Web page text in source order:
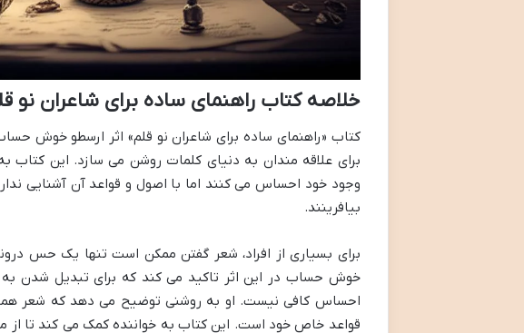
خلاصه کتاب راهنمای ساده برای شاعران
کتاب «راهنمای ساده برای شاعران نو قلم» اثر ارسطو خوش
برای علاقه مندان به دنیای کلمات روشن می سازد. این کتاب
وجود خود احساس می کنند اما با اصول و قواعد آن آشنایی
بیافرینند.
برای بسیاری از افراد، شعر گفتن ممکن است تنها یک حس
خوش حساب در این اثر تاکید می کند که برای تبدیل شدن به
احساس کافی نیست. او به روشنی توضیح می دهد که شعر
قواعد خاص خود است. این کتاب به خواننده کمک می کند تا از